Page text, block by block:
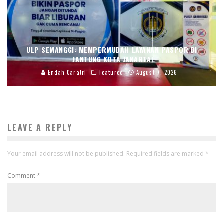
ULP SEMANGGI: MEMPERMUDAH LAYANAN PASPOR DI
JANTUNG KOTA JAKARTA
Endah Caratri Featured August 7, 2026
LEAVE A REPLY
Your email address will not be published. Required fields are marked *
Comment*